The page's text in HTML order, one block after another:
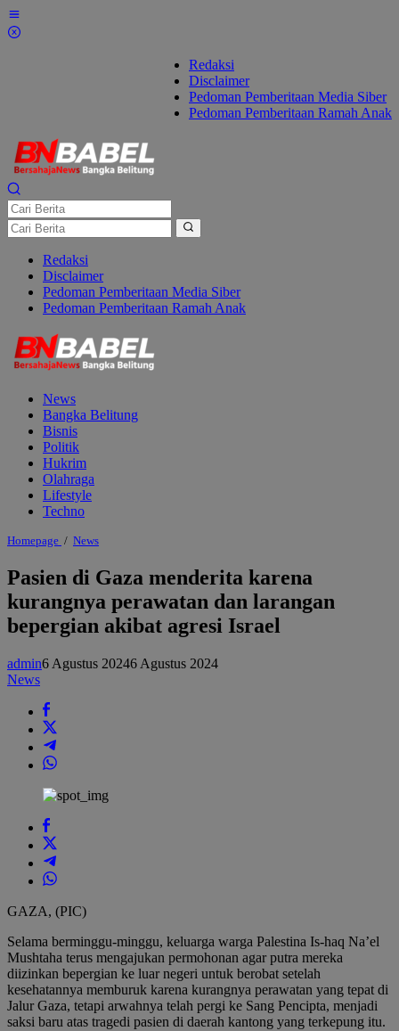
Lewati
ke
Redaksi
Disclaimer
Pedoman Pemberitaan Media Siber
Pedoman Pemberitaan Ramah Anak
Redaksi
Disclaimer
Pedoman Pemberitaan Media Siber
Pedoman Pemberitaan Ramah Anak
News
Bangka Belitung
Bisnis
Politik
Hukrim
Olahraga
Lifestyle
Techno
Homepage / NewsPasien
Gaza
menderita
karena
kurangnya
perawatan
bepergian
Pasien di Gaza menderita karena
kurangnya perawatan dan larangan
bepergian akibat agresi Israel
admin6 Agustus 20246 Agustus 2024
News
GAZA, (PIC)
Selama berminggu-minggu, keluarga warga Palestina Is-haq Na’el
Mushtaha terus mengajukan permohonan agar putra mereka
diizinkan bepergian ke luar negeri untuk berobat setelah
kesehatannya memburuk karena kurangnya perawatan yang tepat di
Jalur Gaza, tetapi arwahnya telah pergi ke Sang Pencipta, menjadi
saksi baru atas tragedi pasien di daerah kantong yang terkepung itu.